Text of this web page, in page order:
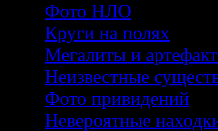
Фото НЛО
Круги на полях
Мегалиты и
Неизвестные
Фото привидений
Невероятные